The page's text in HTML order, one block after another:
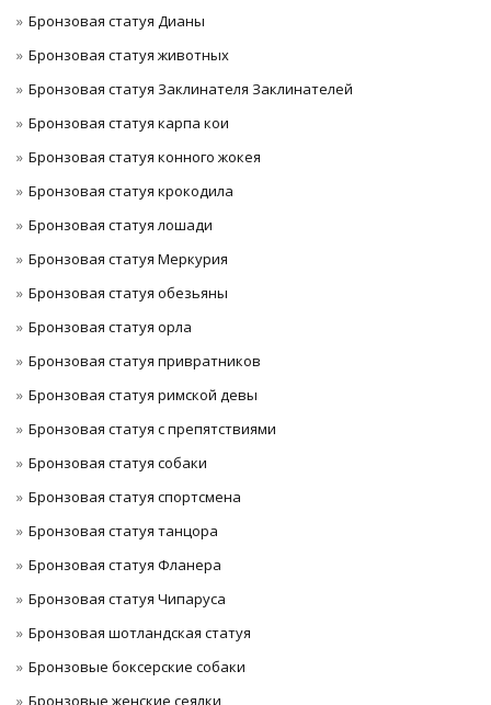
Бронзовая статуя Дианы
Бронзовая статуя животных
Бронзовая статуя Заклинателя Заклинателей
Бронзовая статуя карпа кои
Бронзовая статуя конного жокея
Бронзовая статуя крокодила
Бронзовая статуя лошади
Бронзовая статуя Меркурия
Бронзовая статуя обезьяны
Бронзовая статуя орла
Бронзовая статуя привратников
Бронзовая статуя римской девы
Бронзовая статуя с препятствиями
Бронзовая статуя собаки
Бронзовая статуя спортсмена
Бронзовая статуя танцора
Бронзовая статуя Фланера
Бронзовая статуя Чипаруса
Бронзовая шотландская статуя
Бронзовые боксерские собаки
Бронзовые женские сеялки